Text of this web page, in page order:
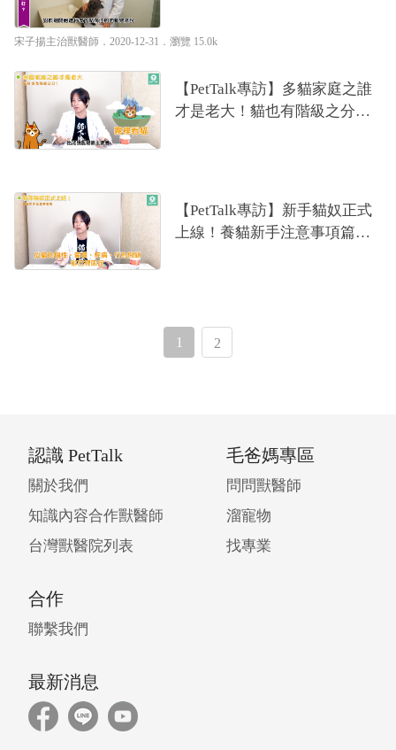
揚
宋子揚主治獸醫師 ．2020-12-31． 瀏覽 15.0k
【PetTalk專訪】多貓家庭之誰
才是老大！貓也有階級之分？
【PetTalk專訪】新手貓奴正式
上線！養貓新手注意事項篇｜
1 2
認識 PetTalk
關於我們
知識內容合作獸醫師
台灣獸醫院列表
毛爸媽專區
問問獸醫師
溜寵物
找專業
合作
聯繫我們
最新消息